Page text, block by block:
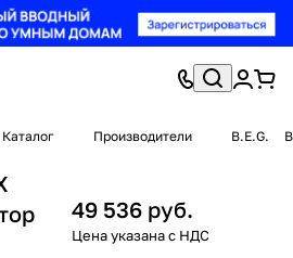
Каталог Производители B.E.G.
49 536 руб.